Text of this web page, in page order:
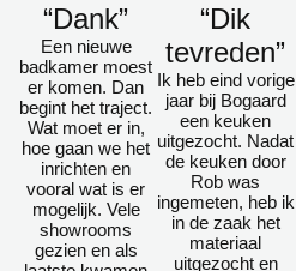
“Dank”
Een nieuwe
badkamer moest
er komen. Dan
begint het traject.
Wat moet er in,
hoe gaan we het
inrichten en
vooral wat is er
mogelijk. Vele
showrooms
gezien en als
“Dik
tevreden”
Ik heb eind vorige
jaar bij Bogaard
een keuken
uitgezocht. Nadat
de keuken door
Rob was
ingemeten, heb ik
in de zaak het
materiaal
uitgezocht en